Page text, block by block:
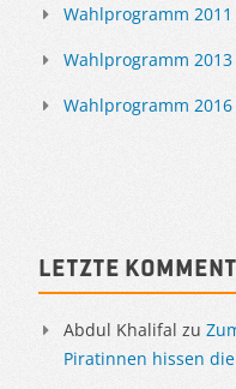
Wahlprogramm 2011
Wahlprogramm 2013
Wahlprogramm 2016
Letzte
Abdul Khalifal zu
Piratinnen hissen